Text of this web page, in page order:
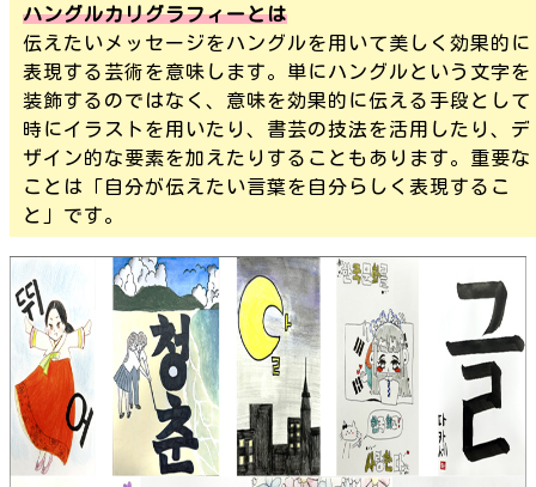
ハングルカリグラフィーとは
伝えたいメッセージをハングルを用いて美しく効果的に
表現する芸術を意味します。単にハングルという文字を
装飾するのではなく、意味を効果的に伝える手段として
時にイラストを用いたり、書芸の技法を活用したり、デ
ザイン的な要素を加えたりすることもあります。重要な
ことは「自分が伝えたい言葉を自分らしく表現するこ
と」です。